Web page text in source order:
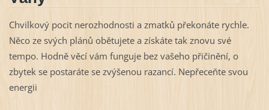
Chvilkový pocit nerozhodnosti a zmatků překonáte rychle.
Něco ze svých plánů obětujete a získáte tak znovu své
tempo. Hodně věcí vám funguje bez vašeho přičinění, o
zbytek se postaráte se zvýšenou razancí. Nepřeceňte svou
energii